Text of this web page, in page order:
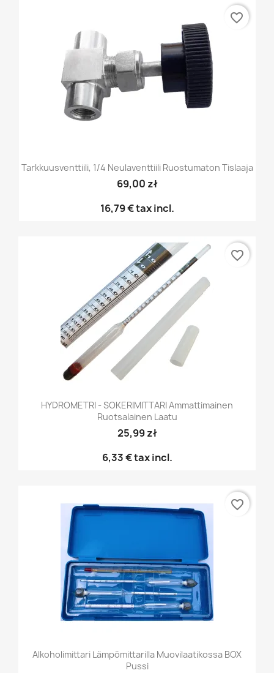
Tarkkuusventtiili, 1/4 Neulaventtiili Ruostumaton Tislaaja
69,00 zł
16,79 €tax incl.
favorite_border
HYDROMETRI - SOKERIMITTARI Ammattimainen
Ruotsalainen Laatu
25,99 zł
6,33 €tax incl.
favorite_border
Alkoholimittari Lämpömittarilla Muovilaatikossa BOX
Pussi
favorite_border